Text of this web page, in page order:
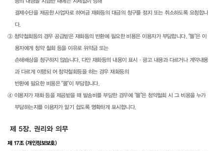
결제수단을 제공한 사업자로 하여금 재화등의 대금의 청구를 정지 또는 취소하도록 요청합니
다.
③ 청약철회등의 경우 공급받은 재화등의 반환에 필요한 비용은 이용자가 부담합니다. "몰"은 이
용자에게 청약 철회 등을 이유로 위약금 또는
손해배상을 청구하지 않습니다. 다만 재화등의 내용이 표시·광고 내용과 다르거나 계약내용
과 다르게 이행되 어 청약철회등을 하는 경우 재화등의
반환에 필요한 비용은 "몰"이 부담합니다.
④ 이용자가 재화 등을 제공받을 때 발송비를 부담한 경우에 "몰"은 청약철회 시 그 비용을 누가
부담하는지를 이용자가 알기 쉽도록 명확하게 표시합니다.
제 5장. 권리와 의무
제 17조 (개인정보보호)